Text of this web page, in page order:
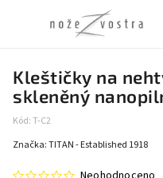
Kleštičky na
skleněný
Kód:T-C2
Značka:TITAN - Established 1918